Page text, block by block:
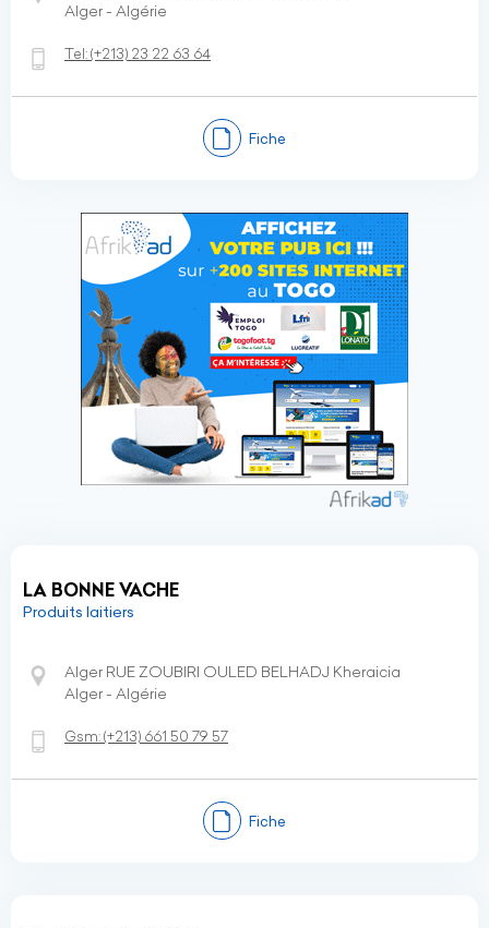
Alger - Algérie
Tel:(+213) 23 22 63 64
Fiche
LA BONNE VACHE
Produits laitiers
Alger RUE ZOUBIRI OULED BELHADJ Kheraicia
Alger - Algérie
Gsm:(+213) 661 50 79 57
Fiche